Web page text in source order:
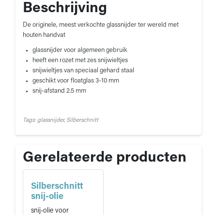
Beschrijving
De originele, meest verkochte glassnijder ter wereld met
houten handvat
glassnijder voor algemeen gebruik
heeft een rozet met zes snijwieltjes
snijwieltjes van speciaal gehard staal
geschikt voor floatglas 3-10 mm
snij-afstand 2.5 mm
Tags: glassnijder, Silberschnitt
Gerelateerde producten
Silberschnitt
snij-olie
snij-olie voor